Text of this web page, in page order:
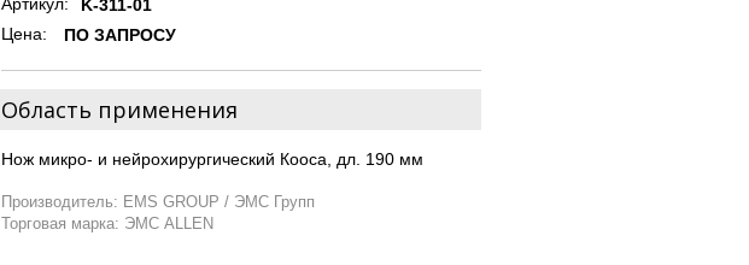
Артикул:
K-311-01
Цена:
ПО ЗАПРОСУ
Область применения
Нож микро- и нейрохирургический Кооса, дл. 190 мм
Производитель: EMS GROUP / ЭМС Групп
Торговая марка: ЭМС ALLEN